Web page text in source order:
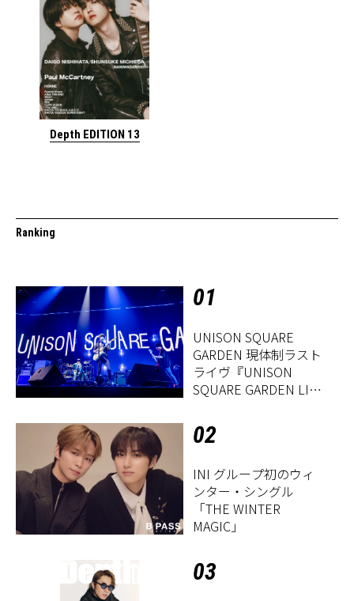
Depth EDITION 13
Ranking
01
UNISON SQUARE
GARDEN 現体制ラスト
ライヴ『UNISON
SQUARE GARDEN LIVE
Period」』レポート
02
INI グループ初のウィ
ンター・シングル
「THE WINTER
MAGIC」
03